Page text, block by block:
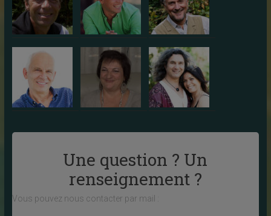
Une question ? Un
renseignement ?
Vous pouvez nous contacter par mail :